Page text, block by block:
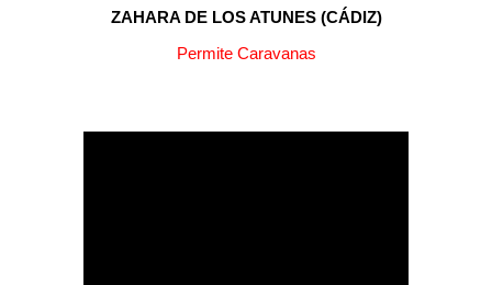
ZAHARA DE LOS ATUNES (CÁDIZ)
Permite Caravanas